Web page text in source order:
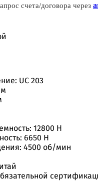
счета/договора через
UC 203
12800 H
6650 H
4500 об/мин